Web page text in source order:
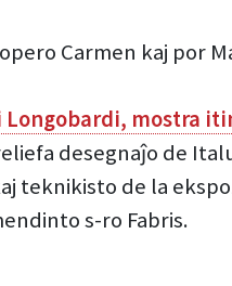
Carmen kaj por
Longobardi, mostra
desegnaĵo de
teknikisto de la
s-ro Fabris.